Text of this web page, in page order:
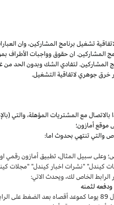
تشغيل برنامج المشاركين، وان
المشاركين. ان حقوق وواجبات الأطراف
خرق جوهري لاتفاقية التشغيل.
،والتي
موقع أمازون؛
والتي تنتهي بحدوث اما:
وعلى سبيل المثال، تطبيق أمازون رقمي
كيندل" "نشرات اخبار كيندل" "مجلات
الرابط الخاص لك،ويحدث الاتي: